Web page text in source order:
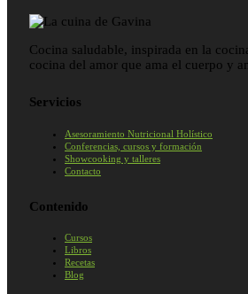
Cocina saludable, inspirada en la
cocina del amor que ama el cuerpo y
Servicios
Asesoramiento Nutricional Holístico
Conferencias, cursos y formación
Showcooking y talleres
Contacto
Contenido
Cursos
Libros
Recetas
Blog